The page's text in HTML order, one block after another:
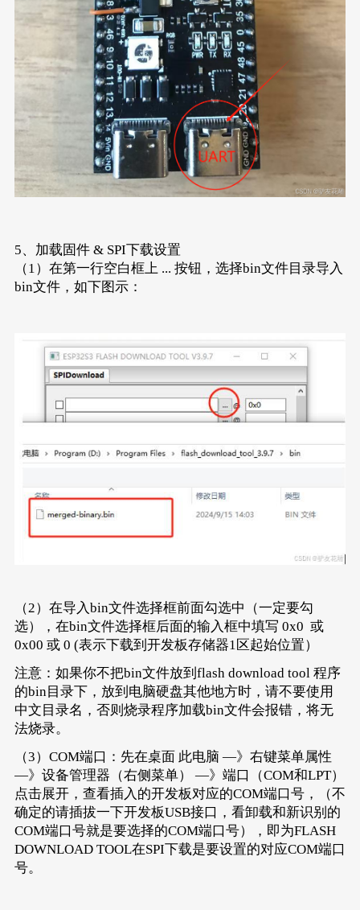
5、加载固件 & SPI下载设置
（1）在第一行空白框上 ... 按钮，选择bin文件目录导入
bin文件，如下图示：
（2）在导入bin文件选择框前面勾选中（一定要勾
选），在bin文件选择框后面的输入框中填写 0x0 或
0x00 或 0 (表示下载到开发板存储器1区起始位置）
注意：如果你不把bin文件放到flash download tool 程序
的bin目录下，放到电脑硬盘其他地方时，请不要使用
中文目录名，否则烧录程序加载bin文件会报错，将无
法烧录。
（3）COM端口：先在桌面 此电脑 —》右键菜单属性
—》设备管理器（右侧菜单） —》端口（COM和LPT）
点击展开，查看插入的开发板对应的COM端口号，（不
确定的请插拔一下开发板USB接口，看卸载和新识别的
COM端口号就是要选择的COM端口号），即为FLASH
DOWNLOAD TOOL在SPI下载是要设置的对应COM端口
号。